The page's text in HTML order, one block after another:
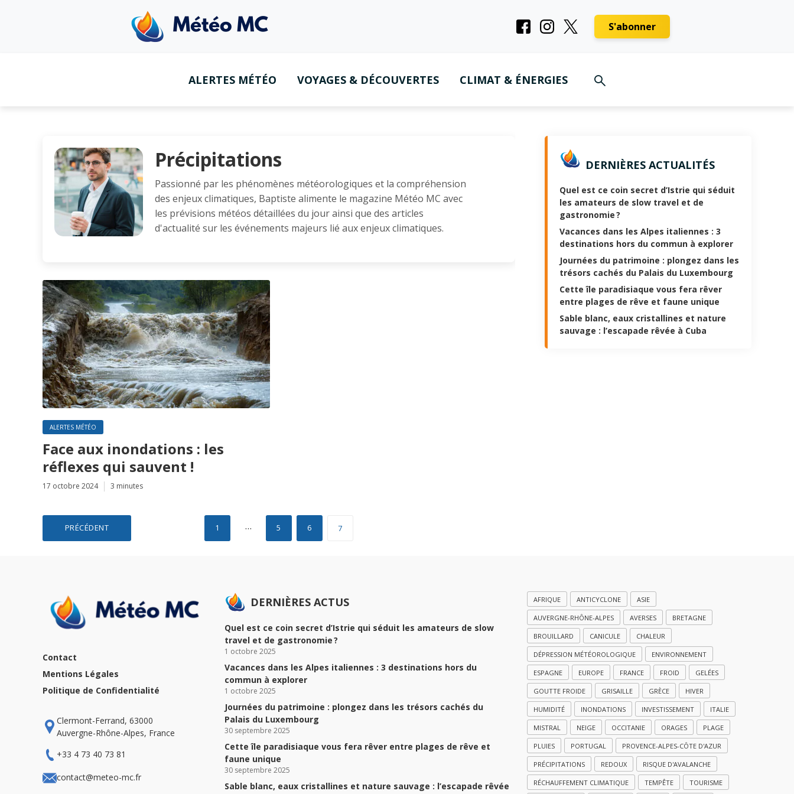
S'abonner
ALERTES MÉTÉO VOYAGES & DÉCOUVERTES CLIMAT & ÉNERGIES
Précipitations
Passionné par les phénomènes météorologiques et la compréhension
des enjeux climatiques, Baptiste alimente le magazine Météo MC avec
les prévisions météos détaillées du jour ainsi que des articles
d'actualité sur les événements majeurs lié aux enjeux climatiques.
ALERTES MÉTÉO
Face aux inondations : les
réflexes qui sauvent !
17 octobre 2024 3 minutes
Pagination
PRÉCÉDENT 1 … 5 6 7
DERNIÈRES ACTUALITÉS
Quel est ce coin secret d’Istrie qui séduit
les amateurs de slow travel et de
gastronomie ?
Vacances dans les Alpes italiennes : 3
destinations hors du commun à explorer
Journées du patrimoine : plongez dans les
trésors cachés du Palais du Luxembourg
Cette île paradisiaque vous fera rêver
entre plages de rêve et faune unique
Sable blanc, eaux cristallines et nature
sauvage : l’escapade rêvée à Cuba
Contact
Mentions Légales
Politique de Confidentialité
Clermont-Ferrand, 63000
Auvergne-Rhône-Alpes, France
+33 4 73 40 73 81
contact@meteo-mc.fr
DERNIÈRES ACTUS
Quel est ce coin secret d’Istrie qui séduit les amateurs de slow
travel et de gastronomie ?
1 octobre 2025
Vacances dans les Alpes italiennes : 3 destinations hors du
commun à explorer
1 octobre 2025
Journées du patrimoine : plongez dans les trésors cachés du
Palais du Luxembourg
30 septembre 2025
Cette île paradisiaque vous fera rêver entre plages de rêve et
faune unique
30 septembre 2025
Sable blanc, eaux cristallines et nature sauvage : l’escapade rêvée
AFRIQUE ANTICYCLONE ASIE
AUVERGNE-RHÔNE-ALPES AVERSES BRETAGNE
BROUILLARD CANICULE CHALEUR
DÉPRESSION MÉTÉOROLOGIQUE ENVIRONNEMENT
ESPAGNE EUROPE FRANCE FROID GELÉES
GOUTTE FROIDE GRISAILLE GRÈCE HIVER
HUMIDITÉ INONDATIONS INVESTISSEMENT ITALIE
MISTRAL NEIGE OCCITANIE ORAGES PLAGE
PLUIES PORTUGAL PROVENCE-ALPES-CÔTE D'AZUR
PRÉCIPITATIONS REDOUX RISQUE D'AVALANCHE
RÉCHAUFFEMENT CLIMATIQUE TEMPÊTE TOURISME